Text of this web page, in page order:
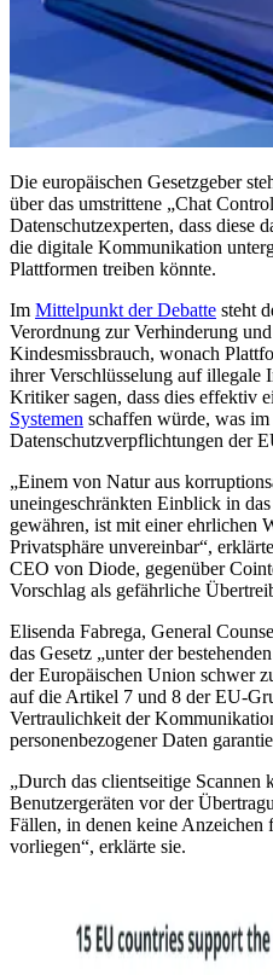
Die europäischen Gesetzgeber
über das umstrittene „Chat
Datenschutzexperten, dass diese
die digitale Kommunikation
Plattformen treiben könnte.
Im Mittelpunkt der Debatte steht
Verordnung zur Verhinderung
Kindesmissbrauch, wonach
ihrer Verschlüsselung auf illegale
Kritiker sagen, dass dies effektiv
Systemen schaffen würde, was
Datenschutzverpflichtungen der
„Einem von Natur aus
uneingeschränkten Einblick in
gewähren, ist mit einer ehrlichen
Privatsphäre unvereinbar“,
CEO von Diode, gegenüber
Vorschlag als gefährliche
Elisenda Fabrega, General
das Gesetz „unter der
der Europäischen Union schwer
auf die Artikel 7 und 8 der EU-
Vertraulichkeit der
personenbezogener Daten
„Durch das clientseitige Scannen
Benutzergeräten vor der
Fällen, in denen keine
vorliegen“, erklärte sie.